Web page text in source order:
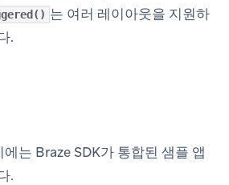
는 여러 레이아웃을 지원하
.
에는 Braze SDK가 통합된 샘플 앱
.